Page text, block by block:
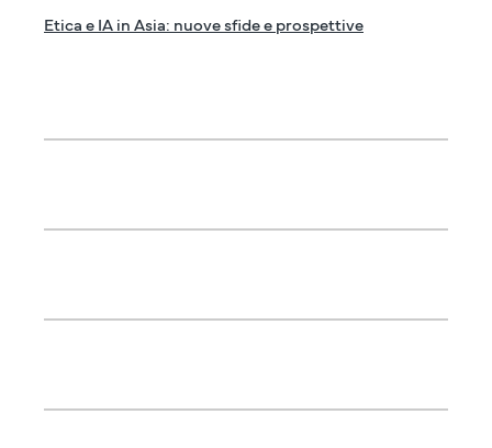
Etica e IA in Asia: nuove sfide e prospettive